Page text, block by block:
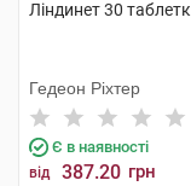
Ліндинет 30
Гедеон Ріхтер
Є в наявності
від 387.20 грн